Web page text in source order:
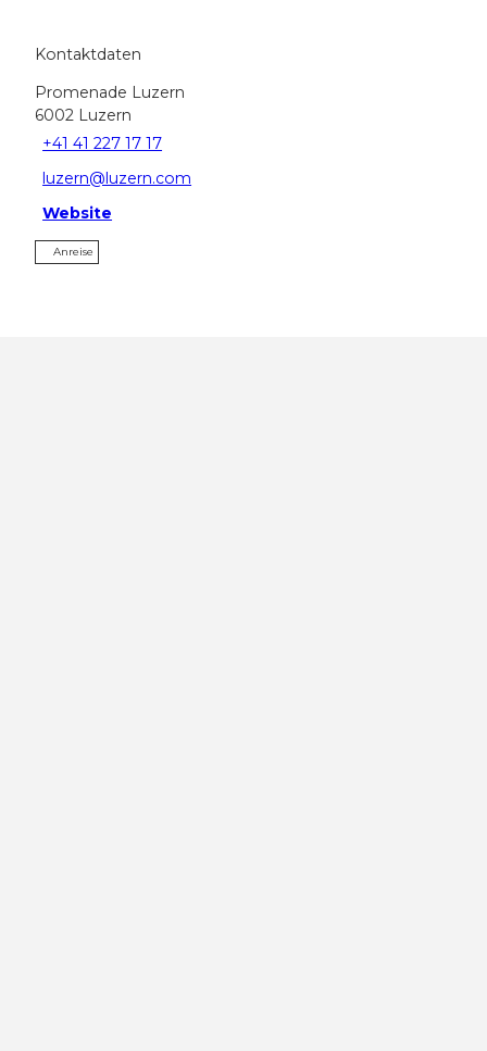
Kontaktdaten
Promenade Luzern
6002 Luzern
+41 41 227 17 17
luzern@luzern.com
Website
Anreise